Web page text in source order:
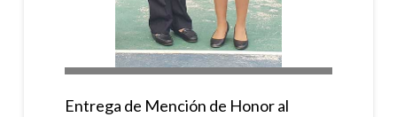
Entrega de Mención de Honor al